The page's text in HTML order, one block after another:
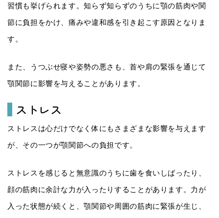
習慣も挙げられます。知らず知らずのうちに顎の筋肉や関
節に負担をかけ、痛みや違和感を引き起こす原因となりま
す。
また、うつぶせ寝や姿勢の悪さも、首や肩の緊張を通じて
顎関節に影響を与えることがあります。
ストレス
ストレスは心だけでなく体にもさまざまな影響を与えます
が、その一つが顎関節への負担です。
ストレスを感じると無意識のうちに歯を食いしばったり、
顔の筋肉に余計な力が入ったりすることがあります。力が
入った状態が続くと、顎関節や周囲の筋肉に緊張が生じ、